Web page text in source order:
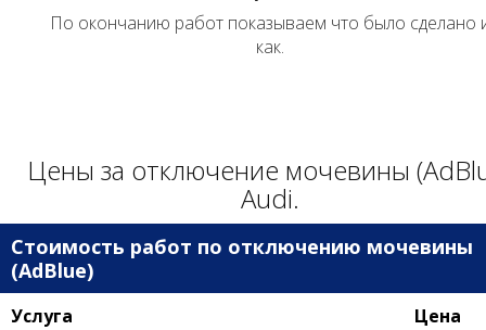
По окончанию работ показываем что было сделано
как.
Цены за отключение мочевины
Audi.
Стоимость работ по отключению мочевины
(AdBlue)
Услуга Цена